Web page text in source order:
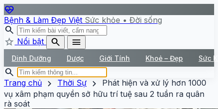
ecg_heart
Bệnh & Làm Đẹp Việt Sức khỏe • Đời sống
search
star Nổi bật search menu
Dinh Dưỡng Dược Giới Tính Khoẻ – Đẹp Sức
search
Trang chủ chevron_right Thời Sự chevron_right
Phát hiện và xử lý hơn 1000
vụ xâm phạm quyền sở hữu trí tuệ sau 2 tuần ra quân
rà soát